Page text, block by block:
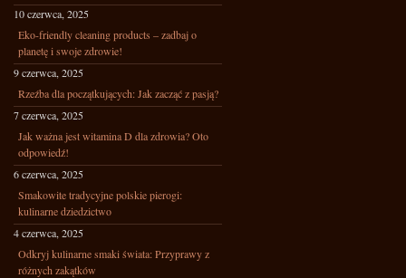
10 czerwca, 2025
Eko-friendly cleaning products – zadbaj o
planetę i swoje zdrowie!
9 czerwca, 2025
Rzeźba dla początkujących: Jak zacząć z pasją?
7 czerwca, 2025
Jak ważna jest witamina D dla zdrowia? Oto
odpowiedź!
6 czerwca, 2025
Smakowite tradycyjne polskie pierogi:
kulinarne dziedzictwo
4 czerwca, 2025
Odkryj kulinarne smaki świata: Przyprawy z
różnych zakątków